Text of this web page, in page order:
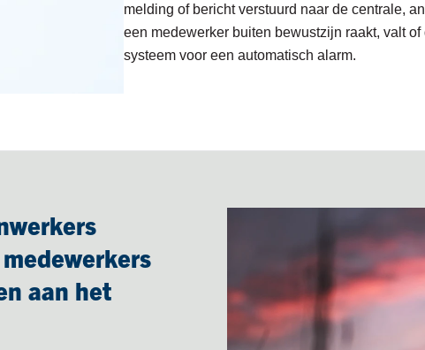
melding of bericht verstuurd naar de centrale,
een medewerker buiten bewustzijn raakt, valt
systeem voor een automatisch alarm.
aan het